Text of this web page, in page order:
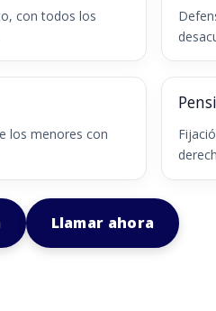
con todos los
los menores con
Llamar ahora